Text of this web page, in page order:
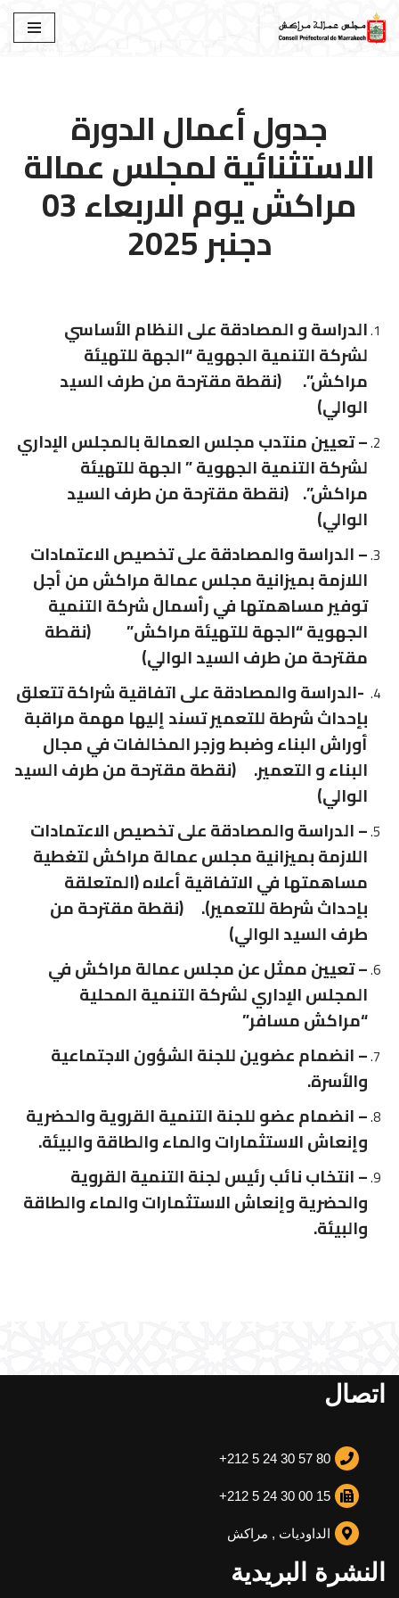
تخطى
جدول أعمال الدورة
الاستثنائية لمجلس عمالة
مراكش يوم الاربعاء 03
دجنبر 2025
الدراسة و المصادقة على النظام الأساسي
لشركة التنمية الجهوية “الجهة للتهيئة
مراكش”. (نقطة مقترحة من طرف السيد
الوالي)
– تعيين منتدب مجلس العمالة بالمجلس الإداري
لشركة التنمية الجهوية ” الجهة للتهيئة
مراكش”. (نقطة مقترحة من طرف السيد
الوالي)
– الدراسة والمصادقة على تخصيص الاعتمادات
اللازمة بميزانية مجلس عمالة مراكش من أجل
توفير مساهمتها في رأسمال شركة التنمية
الجهوية “الجهة للتهيئة مراكش” (نقطة
مقترحة من طرف السيد الوالي)
-الدراسة والمصادقة على اتفاقية شراكة تتعلق
بإحداث شرطة للتعمير تسند إليها مهمة مراقبة
أوراش البناء وضبط وزجر المخالفات في مجال
البناء و التعمير. (نقطة مقترحة من طرف السيد
الوالي)
– الدراسة والمصادقة على تخصيص الاعتمادات
اللازمة بميزانية مجلس عمالة مراكش لتغطية
مساهمتها في الاتفاقية أعلاه (المتعلقة
بإحداث شرطة للتعمير). (نقطة مقترحة من
طرف السيد الوالي)
– تعيين ممثل عن مجلس عمالة مراكش في
المجلس الإداري لشركة التنمية المحلية
“مراكش مسافر”
– انضمام عضوين للجنة الشؤون الاجتماعية
والأسرة.
– انضمام عضو للجنة التنمية القروية والحضرية
وإنعاش الاستثمارات والماء والطاقة والبيئة.
– انتخاب نائب رئيس لجنة التنمية القروية
والحضرية وإنعاش الاستثمارات والماء والطاقة
والبيئة.
اتصال
+212 5 24 30 57 80
+212 5 24 30 00 15
الداوديات , مراكش
النشرة البريدية